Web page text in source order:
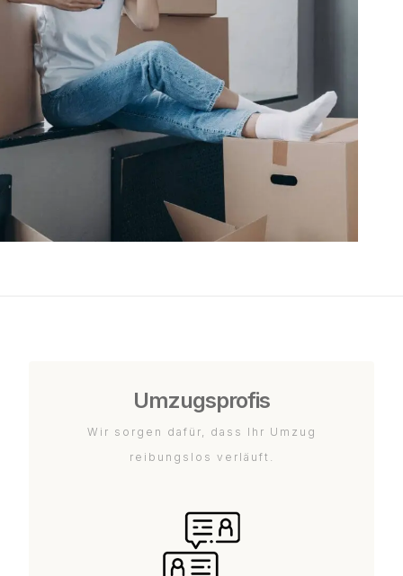
Umzugsprofis
Wir sorgen dafür, dass Ihr Umzug
reibungslos verläuft.